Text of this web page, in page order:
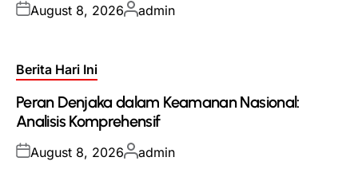
Posted
August 8, 2026Posted
admin
Posted
Berita Hari Ini
Peran Denjaka dalam Keamanan Nasional:
Analisis Komprehensif
Posted
August 8, 2026Posted
admin